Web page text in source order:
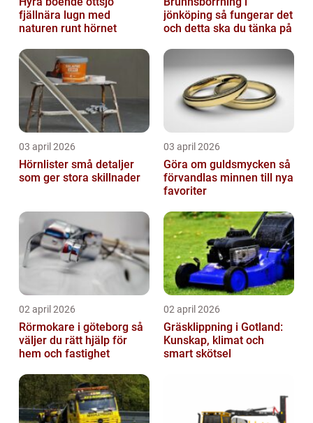
fjällnära lugn med
naturen runt hörnet
jönköping så fungerar det
och detta ska du tänka på
03 april 2026
Hörnlister små detaljer
som ger stora skillnader
03 april 2026
Göra om guldsmycken så
förvandlas minnen till nya
favoriter
02 april 2026
Rörmokare i göteborg så
väljer du rätt hjälp för
hem och fastighet
02 april 2026
Gräsklippning i Gotland:
Kunskap, klimat och
smart skötsel